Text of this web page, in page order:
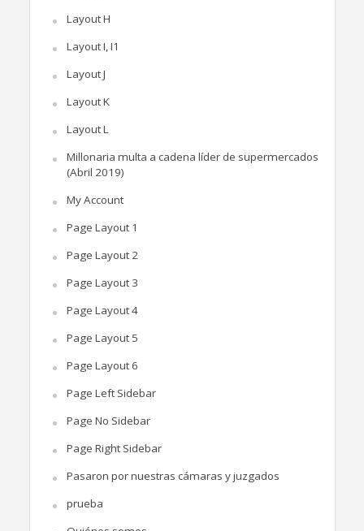
Layout H
Layout I, I1
Layout J
Layout K
Layout L
Millonaria multa a cadena líder de supermercados
(Abril 2019)
My Account
Page Layout 1
Page Layout 2
Page Layout 3
Page Layout 4
Page Layout 5
Page Layout 6
Page Left Sidebar
Page No Sidebar
Page Right Sidebar
Pasaron por nuestras cámaras y juzgados
prueba